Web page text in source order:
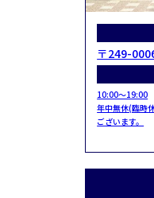
〒249-
10:00～19:00
年中無休(臨時
ございます。